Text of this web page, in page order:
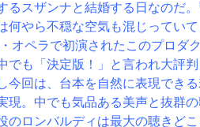
るスザンナと結婚する日なのだ
何やら不穏な空気も混じっていて
オペラで初演されたこのプロダ
でも「決定版！」と言われ大評
今回は、台本を自然に表現でき
現。中でも気品ある美声と抜群
のロンバルディは最大の聴きど